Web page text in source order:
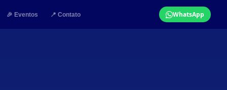
🎉 Eventos 📍 Contato WhatsApp